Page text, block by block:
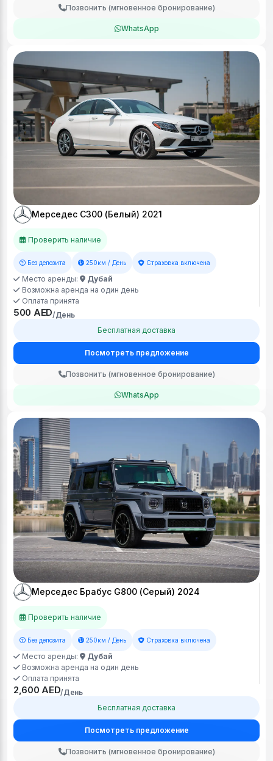
Позвонить (мгновенное бронирование)
WhatsApp
Мерседес С300 (Белый) 2021
Проверить наличие
Без депозита 250км / День Страховка включена
Место аренды:
Дубай
Возможна аренда на один день
Оплата принята
500 AED/День
Бесплатная доставка
Посмотреть предложение
Позвонить (мгновенное бронирование)
WhatsApp
Мерседес Брабус G800 (Серый) 2024
Проверить наличие
Без депозита 250км / День Страховка включена
Место аренды:
Дубай
Возможна аренда на один день
Оплата принята
2,600 AED/День
Бесплатная доставка
Посмотреть предложение
Позвонить (мгновенное бронирование)